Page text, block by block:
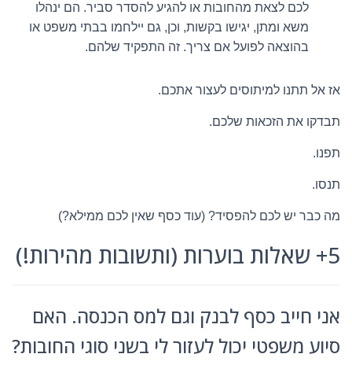
לכם לצאת מהחובות או להגיע להסדר סביר. הם ינהלו
משא ומתן, יגישו בקשות, וכן, גם יילחמו בבתי משפט או
בהוצאה לפועל אם צריך. זה התפקיד שלהם.
אז אל תתנו למיתוסים לעצור אתכם.
תבדקו את הזכאות שלכם.
תפנו.
תנסו.
מה כבר יש לכם להפסיד? (עוד כסף שאין לכם ממילא?)
5+ שאלות בוערות (ותשובות מהירות!)
אני חייב כסף לבנק וגם למס הכנסה. האם
סיוע משפטי יכול לעזור לי בשני סוגי החובות?